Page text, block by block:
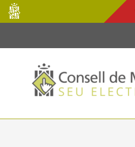
Salta al contingut principal
Consell
de
Mallorca